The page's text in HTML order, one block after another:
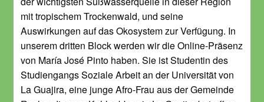
mit tropischem Trockenwald, und seine
Auswirkungen auf das Okosystem zur Verfügung. In
unserem dritten Block werden wir die Online-Präsenz
von María José Pinto haben. Sie ist Studentin des
Studiengangs Soziale Arbeit an der Universität von
La Guajira, eine junge Afro-Frau aus der Gemeinde